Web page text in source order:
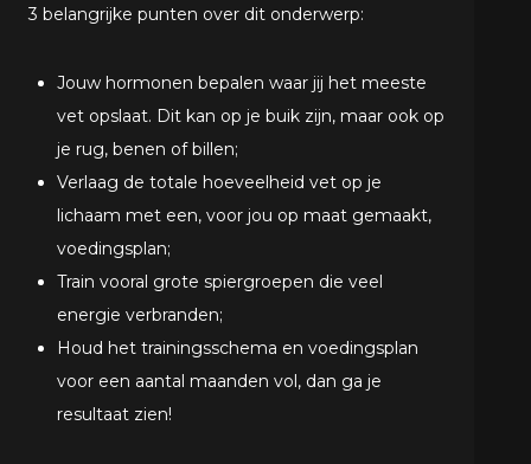
3 belangrijke punten over dit onderwerp:
Jouw hormonen bepalen waar jij het meeste
vet opslaat. Dit kan op je buik zijn, maar ook op
je rug, benen of billen;
Verlaag de totale hoeveelheid vet op je
lichaam met een, voor jou op maat gemaakt,
voedingsplan;
Train vooral grote spiergroepen die veel
energie verbranden;
Houd het trainingsschema en voedingsplan
voor een aantal maanden vol, dan ga je
resultaat zien!